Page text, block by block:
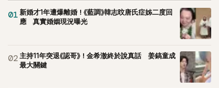
01 新婚才1年遭爆離婚！《藍調》韓志旼唐氏症姊二度回
應 真實婚姻現況曝光
02 主持11年突退《認哥》！金希澈終於說真話 姜鎬童成
最大關鍵